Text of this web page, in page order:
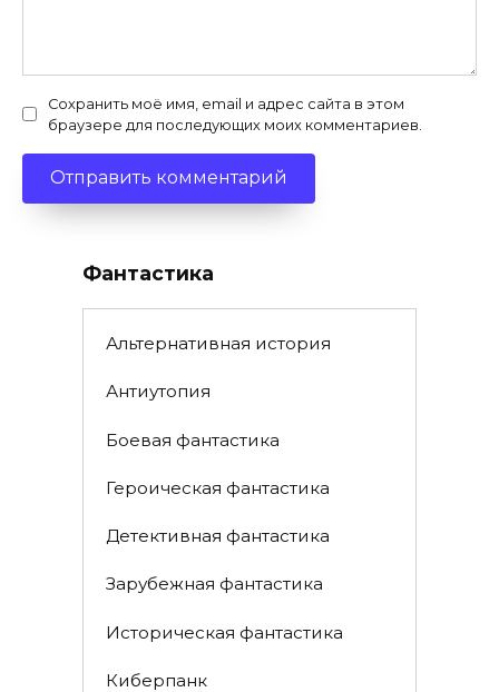
Сохранить моё имя, email и адрес сайта в этом
браузере для последующих моих комментариев.
Фантастика
Альтернативная история
Антиутопия
Боевая фантастика
Героическая фантастика
Детективная фантастика
Зарубежная фантастика
Историческая фантастика
Киберпанк